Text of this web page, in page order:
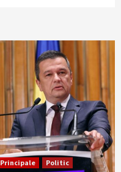
Principale Politic